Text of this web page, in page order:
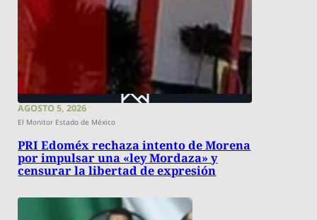
AGOSTO 5, 2026
El Monitor Estado de México
PRI Edoméx rechaza intento de Morena
por impulsar una «ley Mordaza» y
censurar la libertad de expresión